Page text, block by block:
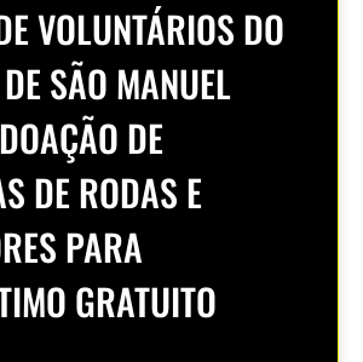
VOLUNTÁRIOS DO
SÃO MANUEL
DE
DE RODAS E
PARA
GRATUITO